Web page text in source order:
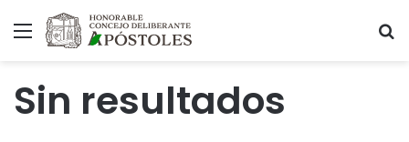
Menú
Sin resultados